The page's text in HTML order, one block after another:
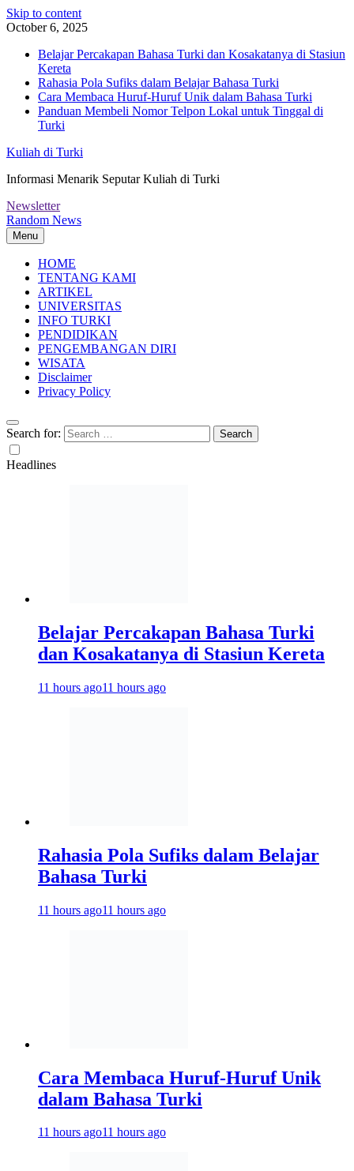
Skip to content
October 6, 2025
Belajar Percakapan Bahasa Turki dan Kosakatanya di Stasiun
Kereta
Rahasia Pola Sufiks dalam Belajar Bahasa Turki
Cara Membaca Huruf-Huruf Unik dalam Bahasa Turki
Panduan Membeli Nomor Telpon Lokal untuk Tinggal di
Turki
Kuliah di Turki
Informasi Menarik Seputar Kuliah di Turki
Newsletter
Random News
Menu
HOME
TENTANG KAMI
ARTIKEL
UNIVERSITAS
INFO TURKI
PENDIDIKAN
PENGEMBANGAN DIRI
WISATA
Disclaimer
Privacy Policy
Search for:
Headlines
Belajar Percakapan Bahasa Turki
dan Kosakatanya di Stasiun Kereta
11 hours ago11 hours ago
Rahasia Pola Sufiks dalam Belajar
Bahasa Turki
11 hours ago11 hours ago
Cara Membaca Huruf-Huruf Unik
dalam Bahasa Turki
11 hours ago11 hours ago